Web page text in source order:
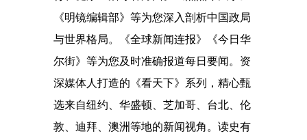
《明镜编辑部》等为您深入剖析中国政局
与世界格局。《全球新闻连报》《今日华
尔街》等为您及时准确报道每日要闻。资
深媒体人打造的《看天下》系列，精心甄
选来自纽约、华盛顿、芝加哥、台北、伦
敦、迪拜、澳洲等地的新闻视角。读史有